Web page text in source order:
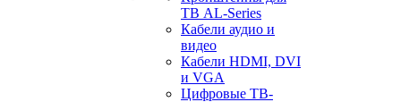
ТВ AL-Series
Кабели аудио и
видео
Кабели HDMI, DVI
и VGA
Цифровые ТВ-